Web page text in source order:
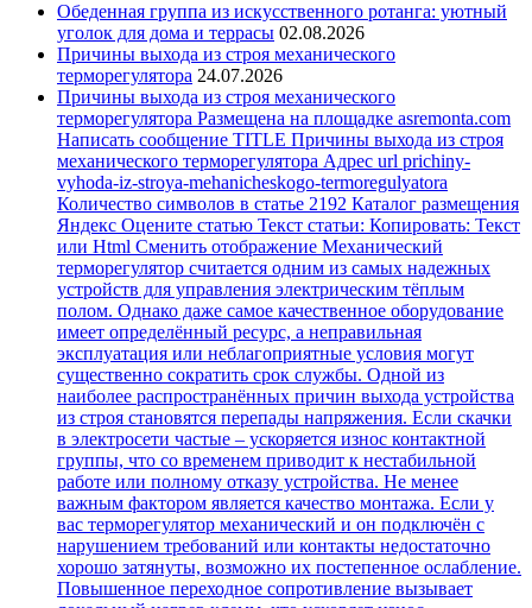
Обеденная группа из искусственного ротанга: уютный
уголок для дома и террасы 02.08.2026
Причины выхода из строя механического
терморегулятора 24.07.2026
Причины выхода из строя механического
терморегулятора Размещена на площадке asremonta.com
Написать сообщение TITLE Причины выхода из строя
механического терморегулятора Адрес url prichiny-
vyhoda-iz-stroya-mehanicheskogo-termoregulyatora
Количество символов в статье 2192 Каталог размещения
Яндекс Оцените статью Текст статьи: Копировать: Текст
или Html Cменить отображение Механический
терморегулятор считается одним из самых надежных
устройств для управления электрическим тёплым
полом. Однако даже самое качественное оборудование
имеет определённый ресурс, а неправильная
эксплуатация или неблагоприятные условия могут
существенно сократить срок службы. Одной из
наиболее распространённых причин выхода устройства
из строя становятся перепады напряжения. Если скачки
в электросети частые – ускоряется износ контактной
группы, что со временем приводит к нестабильной
работе или полному отказу устройства. Не менее
важным фактором является качество монтажа. Если у
вас терморегулятор механический и он подключён с
нарушением требований или контакты недостаточно
хорошо затянуты, возможно их постепенное ослабление.
Повышенное переходное сопротивление вызывает